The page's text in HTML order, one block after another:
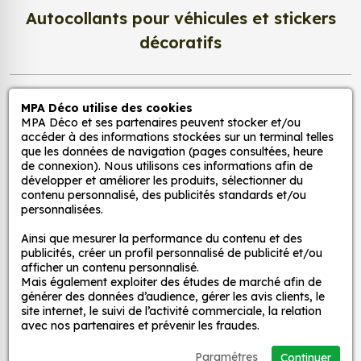
Pour la cuisine : nos stickers peuvent être
utilisés pour ajouter une touche d'originalité à
la cuisine. Ils peuvent être utilisés pour décorer
accessoires de cuisine.
Pour la salle de bain : nos stickers peuvent être
utilisés pour créer une ambiance zen et
relaxante dans la salle de bain. Ils peuvent
être utilisés pour décorer les murs, les miroirs ou
les accessoires de salle de bain.
Pour le salon : nos stickers peuvent être utilisés
accueillante dans le salon. Ils peuvent être
utilisés pour décorer les murs, les meubles ou
les accessoires de salon.
Voici quelques exemples d'utilisation de stickers
16/07/2017
19/12/2014
5
Parfait!cependent j'aimerai plus de choix au
niveau du motif
29/11/2014
4
produit fragile qui est arrive bien protege donc
reception en parfait etat
Autocollants pour véhicules et stickers
décoratifs
Nos services
Nos sites
Mon Compte
Aide
A propos
MPA Déco utilise des cookies
MPA Déco et ses partenaires peuvent stocker et/ou
accéder à des informations stockées sur un terminal telles
que les données de navigation (pages consultées, heure
de connexion). Nous utilisons ces informations afin de
développer et améliorer les produits, sélectionner du
contenu personnalisé, des publicités standards et/ou
personnalisées.
Ainsi que mesurer la performance du contenu et des
publicités, créer un profil personnalisé de publicité et/ou
afficher un contenu personnalisé.
Mais également exploiter des études de marché afin de
générer des données d’audience, gérer les avis clients, le
site internet, le suivi de l’activité commerciale, la relation
avec nos partenaires et prévenir les fraudes.
Continuer
Paramétres